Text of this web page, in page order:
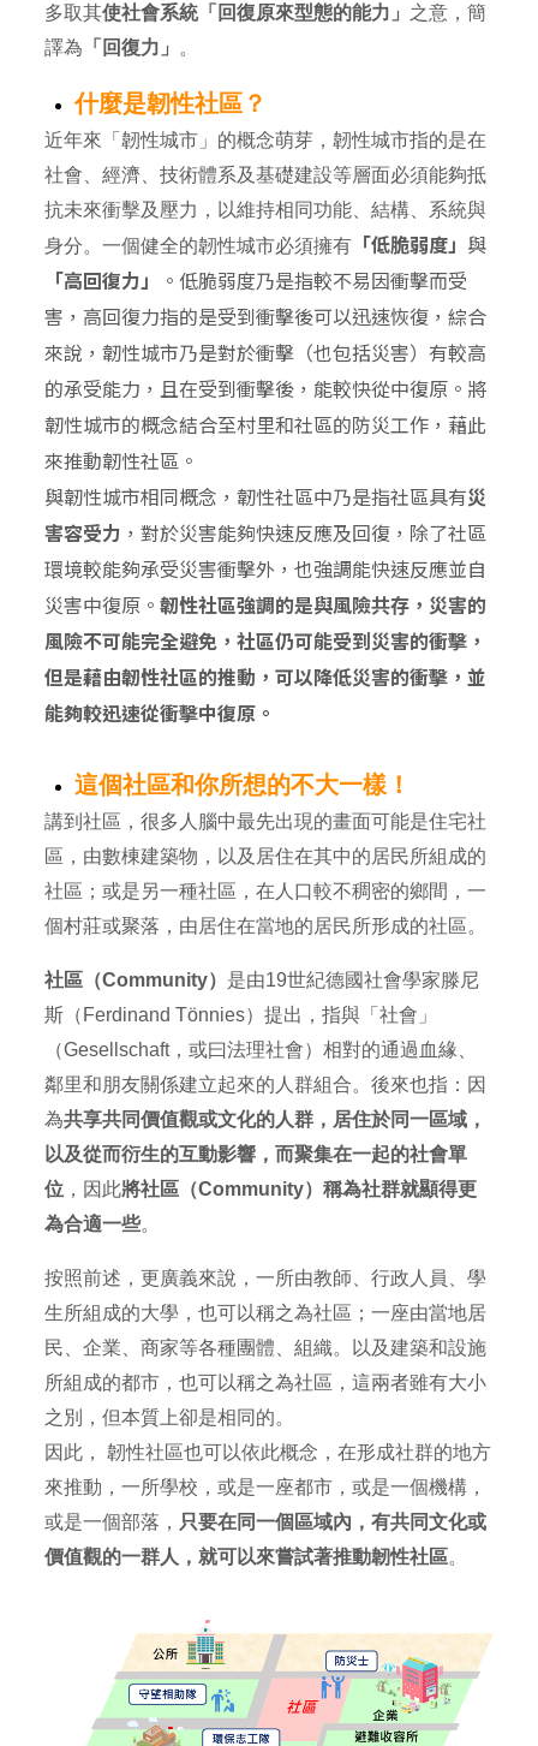
多取其使社會系統「回復原來型態的能力」 之意，簡
譯為 「回復力」 。
什麼是韌性社區？
近年來「韌性城市」的概念萌芽，韌性城市指的是在
社會、經濟、技術體系及基礎建設等層面必須能夠抵
抗未來衝擊及壓力，以維持相同功能、結構、系統與
身分。一個健全的韌性城市必須擁有 「低脆弱度」 與
「高回復力」
。低脆弱度乃是指較不易因衝擊而受
害，高回復力指的是受到衝擊後可以迅速恢復，綜合
來說，韌性城市乃是對於衝擊（也包括災害）有較高
的承受能力，且在受到衝擊後，能較快從中復原。將
韌性城市的概念結合至村里和社區的防災工作，藉此
來推動韌性社區。
與韌性城市相同概念，韌性社區中乃是指社區具有災
害容受力 ，對於災害能夠快速反應及回復，除了社區
環境較能夠承受災害衝擊外，也強調能快速反應並自
災害中復原。韌性社區強調的是與風險共存，災害的
風險不可能完全避免，社區仍可能受到災害的衝擊，
但是藉由韌性社區的推動，可以降低災害的衝擊，並
能夠較迅速從衝擊中復原。
這個社區和你所想的不大一樣！
講到社區，很多人腦中最先出現的畫面可能是住宅社
區，由數棟建築物，以及居住在其中的居民所組成的
社區；或是另一種社區，在人口較不稠密的鄉間，一
個村莊或聚落，由居住在當地的居民所形成的社區。
社區（Community） 是由19世紀德國社會學家滕尼
斯（Ferdinand Tönnies）提出，指與「社會」
（Gesellschaft，或曰法理社會）相對的通過血緣、
鄰里和朋友關係建立起來的人群組合。後來也指：因
為共享共同價值觀或文化的人群，居住於同一區域，
以及從而衍生的互動影響，而聚集在一起的社會單
位 ，因此將社區（Community）稱為社群就顯得更
為合適一些。
按照前述，更廣義來說，一所由教師、行政人員、學
生所組成的大學，也可以稱之為社區；一座由當地居
民、企業、商家等各種團體、組織。以及建築和設施
所組成的都市，也可以稱之為社區，這兩者雖有大小
之別，但本質上卻是相同的。
因此， 韌性社區也可以依此概念，在形成社群的地方
來推動，一所學校，或是一座都市，或是一個機構，
或是一個部落， 只要在同一個區域內，有共同文化或
價值觀的一群人，就可以來嘗試著推動韌性社區。